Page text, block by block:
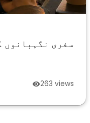
263 views